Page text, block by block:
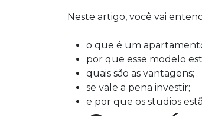
Neste artigo, você vai
o que é um
por que esse modelo
quais são as vantagens;
se vale a pena investir;
e por que os studios